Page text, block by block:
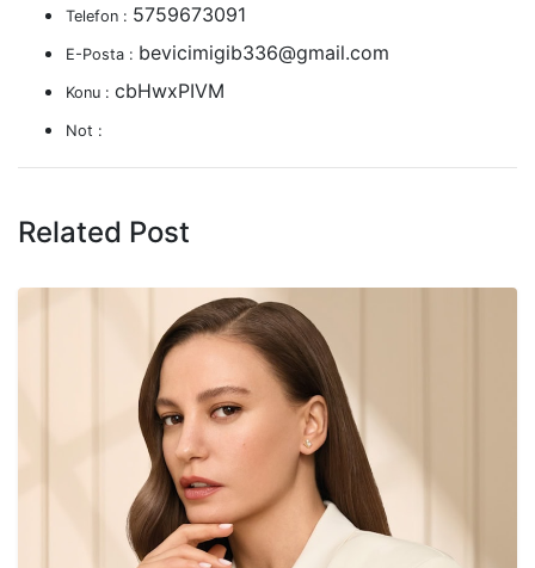
Telefon : 5759673091
E-Posta : bevicimigib336@gmail.com
Konu : cbHwxPIVM
Not :
Related Post